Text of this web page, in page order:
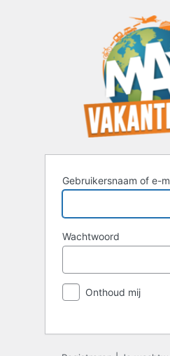
Gebruikersnaam of e-
Wachtwoord
Onthoud mij